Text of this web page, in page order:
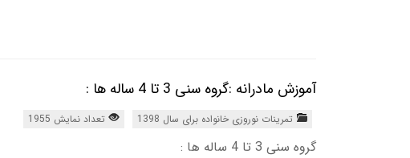
آموزش مادرانه :گروه سنی 3 تا 4 ساله ها :
تمرینات نوروزی خانواده برای سال 1398 تعداد نمایش 1955
گروه سنی 3 تا 4 ساله ها :